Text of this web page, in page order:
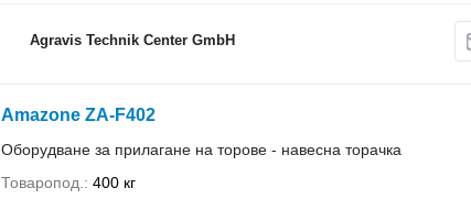
Agravis Technik Center GmbH
Amazone ZA-F402
Оборудване за прилагане на торове - навесна торачка
Товаропод.
400 кг